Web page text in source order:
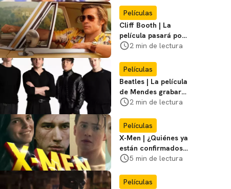
Miasma
Películas
Cliff Booth | La
película pasará por
nuevas filmaciones
2 min de lectura
Películas
Beatles | La película
de Mendes grabará
escenas en la
2 min de lectura
Películas
X-Men | ¿Quiénes ya
están confirmados
en la película de
favoritos
5 min de lectura
Películas